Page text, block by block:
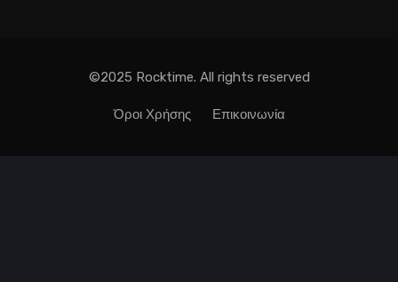
©2025 Rocktime. All rights reserved
Όροι Χρήσης Επικοινωνία